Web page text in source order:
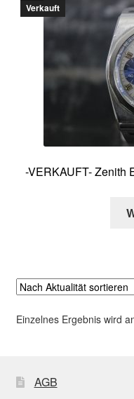
Archiv
Über mich
Verkauft
-VERKAUFT- Zenith
Einzelnes Ergebnis wird
AGB